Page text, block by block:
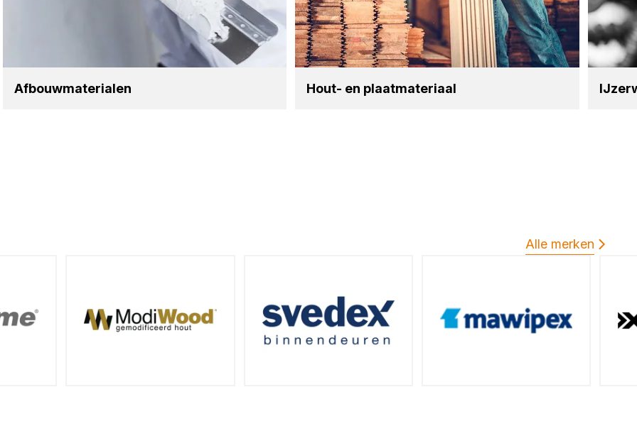
Afbouw­ma­te­ri­a­len Hout- en plaat­ma­te­ri­aal
Alle merken